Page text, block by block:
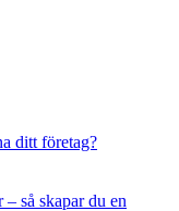
ditt företag?
så skapar du en